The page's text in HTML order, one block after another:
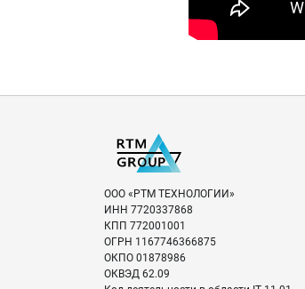
ООО «РТМ ТЕХНОЛОГИИ»
ИНН 7720337868
КПП 772001001
ОГРН 1167746366875
ОКПО 01878986
ОКВЭД 62.09